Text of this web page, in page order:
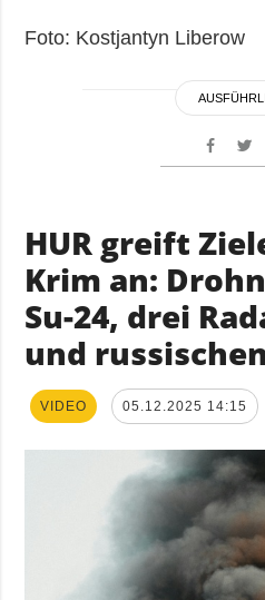
Foto: Kostjantyn Liberow
HUR greift
Krim an:
Su-24, drei
und
VIDEO 05.12.2025 14:15